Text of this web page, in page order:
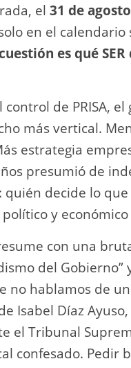
el 31 de agosto
en el calendario
es qué
de PRISA,
más vertical.
estrategia
presumió de
decide lo que
y
con una
del Gobierno”
no hablamos de
Isabel Díaz
el Tribunal
confesado. Pedir